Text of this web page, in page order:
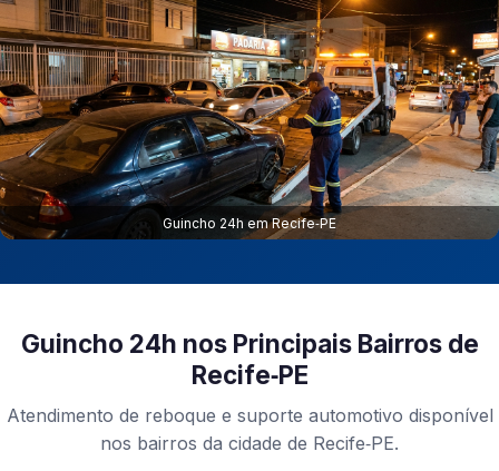
Guincho 24h em Recife‑PE
Guincho 24h nos Principais Bairros de
Recife‑PE
Atendimento de reboque e suporte automotivo disponível
nos bairros da cidade de Recife‑PE.